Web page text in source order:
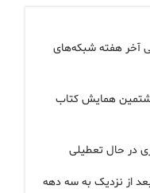
آخر هفته شبکه‌های
همایش کتاب
در حال تعطیلی
از نزدیک به سه دهه